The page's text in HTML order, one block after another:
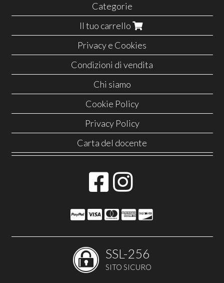
Categorie
Il tuo carrello
Privacy e Cookies
Condizioni di vendita
Chi siamo
Cookie Policy
Privacy Policy
Carta del docente
SSL-256
SITO SICURO